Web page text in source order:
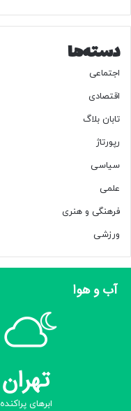
دسته‌ها
اجتماعی
اقتصادی
تابان بلاگ
رپورتاژ
سیاسی
علمی
فرهنگی و هنری
ورزشی
آب و هوا
تهران
ابرهای پراکنده